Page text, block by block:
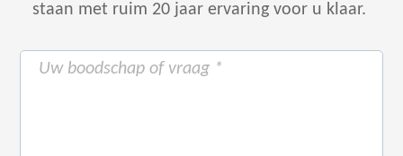
staan met ruim 20 jaar ervaring voor u klaar.